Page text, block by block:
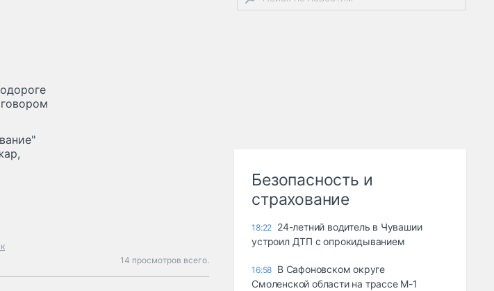
14 просмотров всего.
Безопасность и
страхование
18:22 24-летний водитель в Чувашии
устроил ДТП с опрокидыванием
16:58 В Сафоновском округе
Смоленской области на трассе М-1